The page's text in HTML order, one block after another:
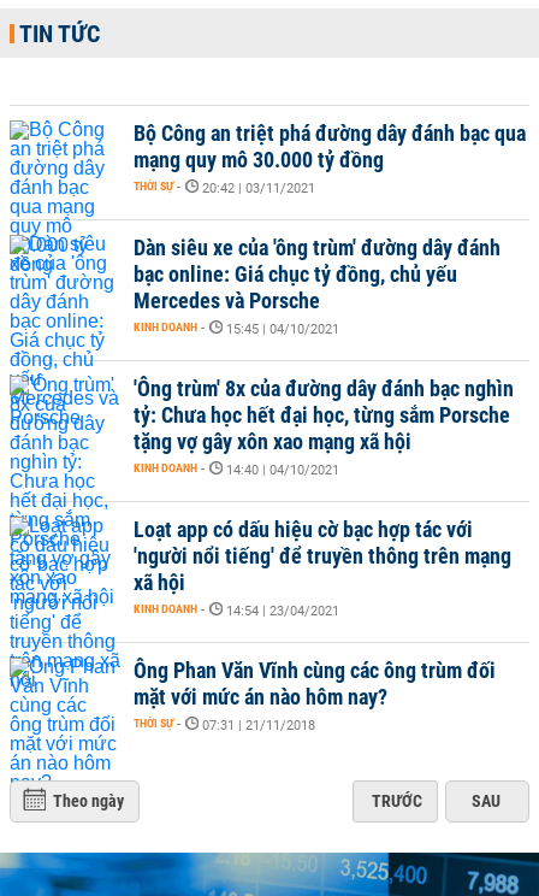
TIN TỨC
Bộ Công an triệt phá đường dây đánh bạc qua
mạng quy mô 30.000 tỷ đồng
THỜI SỰ - 20:42 | 03/11/2021
Dàn siêu xe của 'ông trùm' đường dây đánh
bạc online: Giá chục tỷ đồng, chủ yếu
Mercedes và Porsche
KINH DOANH - 15:45 | 04/10/2021
'Ông trùm' 8x của đường dây đánh bạc nghìn
tỷ: Chưa học hết đại học, từng sắm Porsche
tặng vợ gây xôn xao mạng xã hội
KINH DOANH - 14:40 | 04/10/2021
Loạt app có dấu hiệu cờ bạc hợp tác với
'người nổi tiếng' để truyền thông trên mạng
xã hội
KINH DOANH - 14:54 | 23/04/2021
Ông Phan Văn Vĩnh cùng các ông trùm đối
mặt với mức án nào hôm nay?
THỜI SỰ - 07:31 | 21/11/2018
Theo ngày TRƯỚC SAU